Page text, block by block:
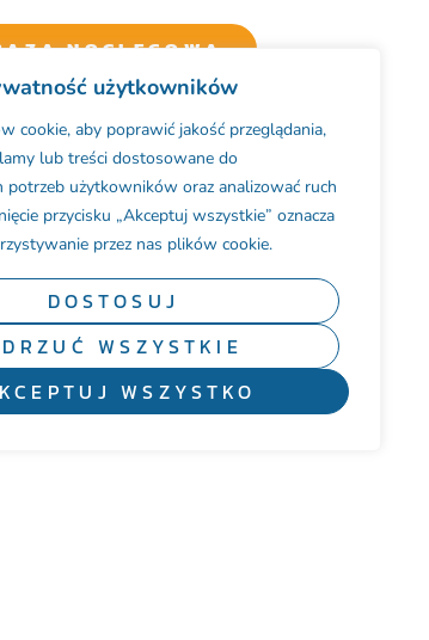
użytkowników
cookie, aby poprawić jakość przeglądania,
lub treści dostosowane do
potrzeb użytkowników oraz analizować ruch
przycisku „Akceptuj wszystkie” oznacza
przez nas plików cookie.
DOSTOSUJ
WSZYSTKIE
WSZYSTKO
NOCLEGOWA
najświeższe informacje z zakresu m.in.: